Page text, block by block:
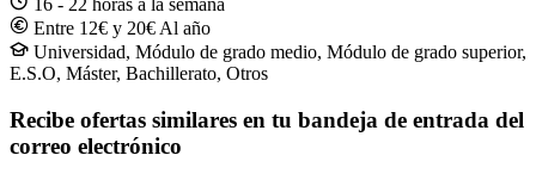
Entre 12€ y 20€ Al año
Universidad, Módulo de grado medio, Módulo de grado superior,
E.S.O, Máster, Bachillerato, Otros
Recibe ofertas similares en tu bandeja de entrada del
correo electrónico